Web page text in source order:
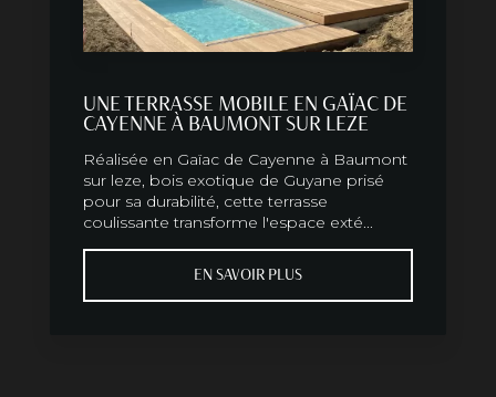
UNE TERRASSE MOBILE EN GAÏAC DE
CAYENNE À BAUMONT SUR LEZE
Réalisée en Gaïac de Cayenne à Baumont
sur leze, bois exotique de Guyane prisé
pour sa durabilité, cette terrasse
coulissante transforme l'espace exté...
EN SAVOIR PLUS